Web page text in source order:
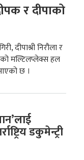
र दीपाको
दीपाश्री निरौला र
मल्टिलप्लेक्स हल
छ ।
डकुमेन्ट्री